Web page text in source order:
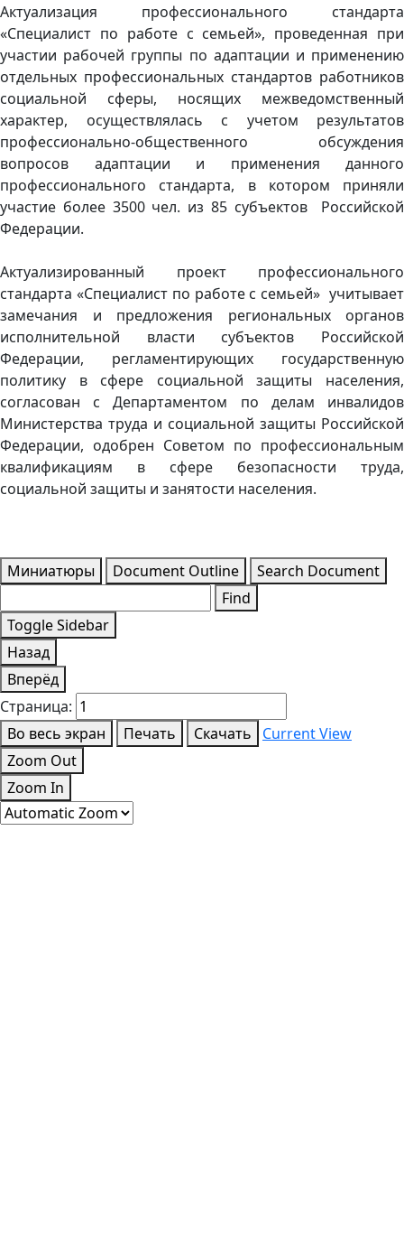
Актуализация профессионального стандарта
«Специалист по работе с семьей», проведенная при
участии рабочей группы по адаптации и применению
отдельных профессиональных стандартов работников
социальной сферы, носящих межведомственный
характер, осуществлялась с учетом результатов
профессионально-общественного обсуждения
вопросов адаптации и применения данного
профессионального стандарта, в котором приняли
участие более 3500 чел. из 85 субъектов Российской
Федерации.
Актуализированный проект профессионального
стандарта «Специалист по работе с семьей» учитывает
замечания и предложения региональных органов
исполнительной власти субъектов Российской
Федерации, регламентирующих государственную
политику в сфере социальной защиты населения,
согласован с Департаментом по делам инвалидов
Министерства труда и социальной защиты Российской
Федерации, одобрен Советом по профессиональным
квалификациям в сфере безопасности труда,
социальной защиты и занятости населения.
Миниатюры Document Outline
Search Document
Find
Toggle Sidebar
Назад
Вперёд
Страница:
Во весь экран
Печать Скачать
Current View
Zoom Out
Zoom In